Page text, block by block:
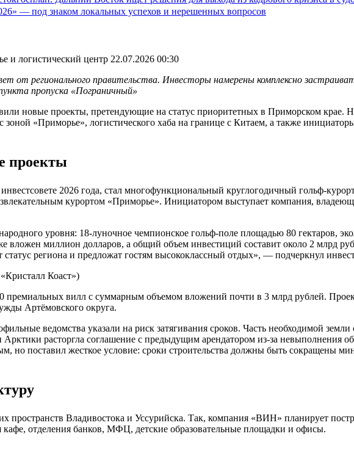
— под знаком локальных успехов и нерешенных вопросов
и логистический центр 22.07.2026 00:30
от регионального правительства. Инвесторы намерены комплексно
пропуска «Пограничный»
новые проекты, претендующие на статус приоритетных в Приморском крае.
зоной «Приморье», логистического хаба на границе с Китаем, а также
проекты
2026 года, стал многофункциональный круглогодичный
курортом «Приморье». Инициатором выступает компания,
уровня: 18‑луночное чемпионское гольф‑поле площадью 80 гектаров,
вложен миллион долларов, а общий объем инвестиций составит около 2 млрд
региона и предложат гостям высококлассный отдых», — подчеркнул
Коаст»)
премиальных вилл с суммарным объемом вложений почти в 3 млрд рублей.
Артёмовского округа.
ведомства указали на риск затягивания сроков. Часть необходимой земли
расторгла соглашение с предыдущим арендатором из-за невыполнения
но поставил жесткое условие: сроки строительства должны быть сокращены
пространств Владивостока и Уссурийска. Так, компания «ВИН» планирует
отделения банков, МФЦ, детские образовательные площадки и офисы.